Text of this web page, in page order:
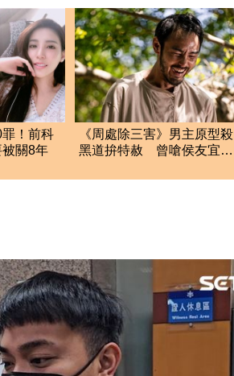
！前科
關8年
《周處除三害》男主原型殺
黑道拚特赦 曾嗆侯友宜：